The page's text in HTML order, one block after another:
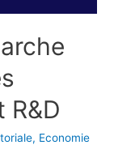
R&D
, Economie